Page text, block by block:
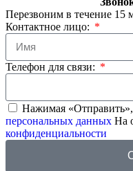
Перезвоним в течение 15
Контактное лицо:
Телефон для связи:
Нажимая
персональных данных На
конфиденциальности